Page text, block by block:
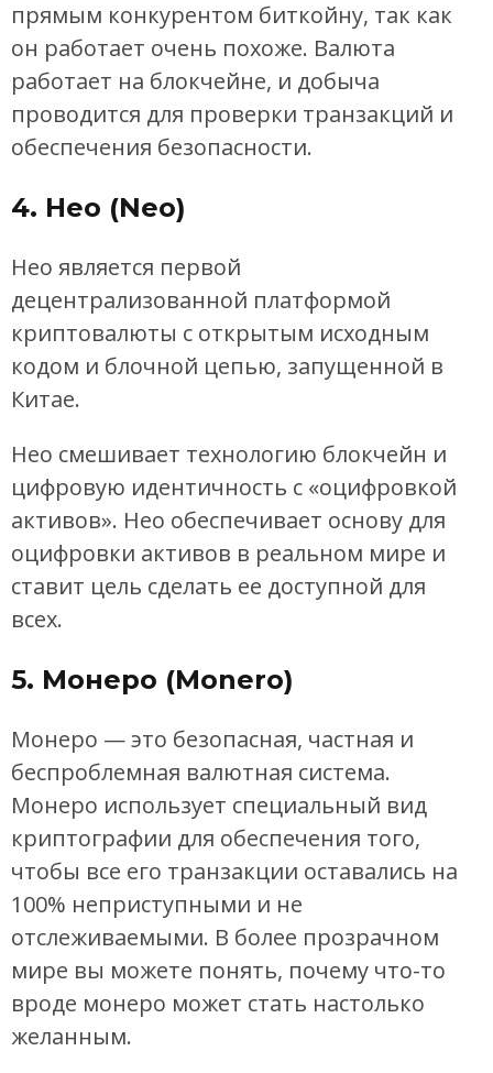
прямым конкурентом биткойну, так как
он работает очень похоже. Валюта
работает на блокчейне, и добыча
проводится для проверки транзакций и
обеспечения безопасности.
4. Нео (Neo)
Нео является первой
децентрализованной платформой
криптовалюты с открытым исходным
кодом и блочной цепью, запущенной в
Китае.
Нео смешивает технологию блокчейн и
цифровую идентичность с «оцифровкой
активов». Нео обеспечивает основу для
оцифровки активов в реальном мире и
ставит цель сделать ее доступной для
всех.
5. Монеро (Monero)
Монеро — это безопасная, частная и
беспроблемная валютная система.
Монеро использует специальный вид
криптографии для обеспечения того,
чтобы все его транзакции оставались на
100% неприступными и не
отслеживаемыми. В более прозрачном
мире вы можете понять, почему что-то
вроде монеро может стать настолько
желанным.